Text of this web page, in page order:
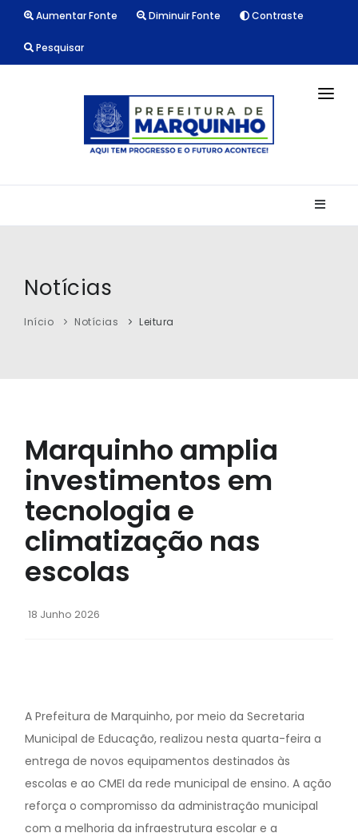
Aumentar Fonte Diminuir Fonte Contraste
Pesquisar
CONTATO
Notícias
Início Notícias Leitura
Marquinho amplia
investimentos em
tecnologia e
climatização nas
escolas
18 Junho 2026
A Prefeitura de Marquinho, por meio da Secretaria
Municipal de Educação, realizou nesta quarta-feira a
entrega de novos equipamentos destinados às
escolas e ao CMEI da rede municipal de ensino. A ação
reforça o compromisso da administração municipal
com a melhoria da infraestrutura escolar e a